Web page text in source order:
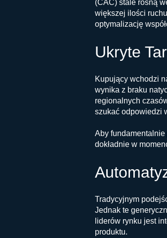
(CAC) stale rosną
większej ilości
optymalizację
Ukryte
Kupujący wchodzi
wynika z braku
regionalnych
szukać odpowiedzi
Aby
dokładnie w
Tradycyjnym
Jednak te
liderów rynku jest
produktu.